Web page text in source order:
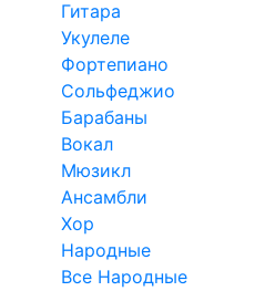
Гитара
Укулеле
Фортепиано
Сольфеджио
Барабаны
Вокал
Мюзикл
Ансамбли
Хор
Народные
Все Народные